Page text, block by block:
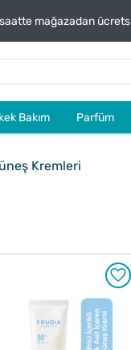
mağazadan
Bakım Parfüm
Kremleri